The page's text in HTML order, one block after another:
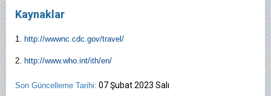
Kaynaklar
1. http://wwwnc.cdc.gov/travel/
2. http://www.who.int/ith/en/
Son Güncelleme Tarihi: 07 Şubat 2023 Salı